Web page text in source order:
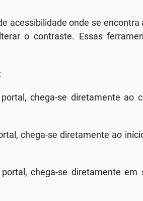
acessibilidade onde se encontra
o contraste. Essas
chega-se diretamente ao
chega-se diretamente ao
chega-se diretamente em